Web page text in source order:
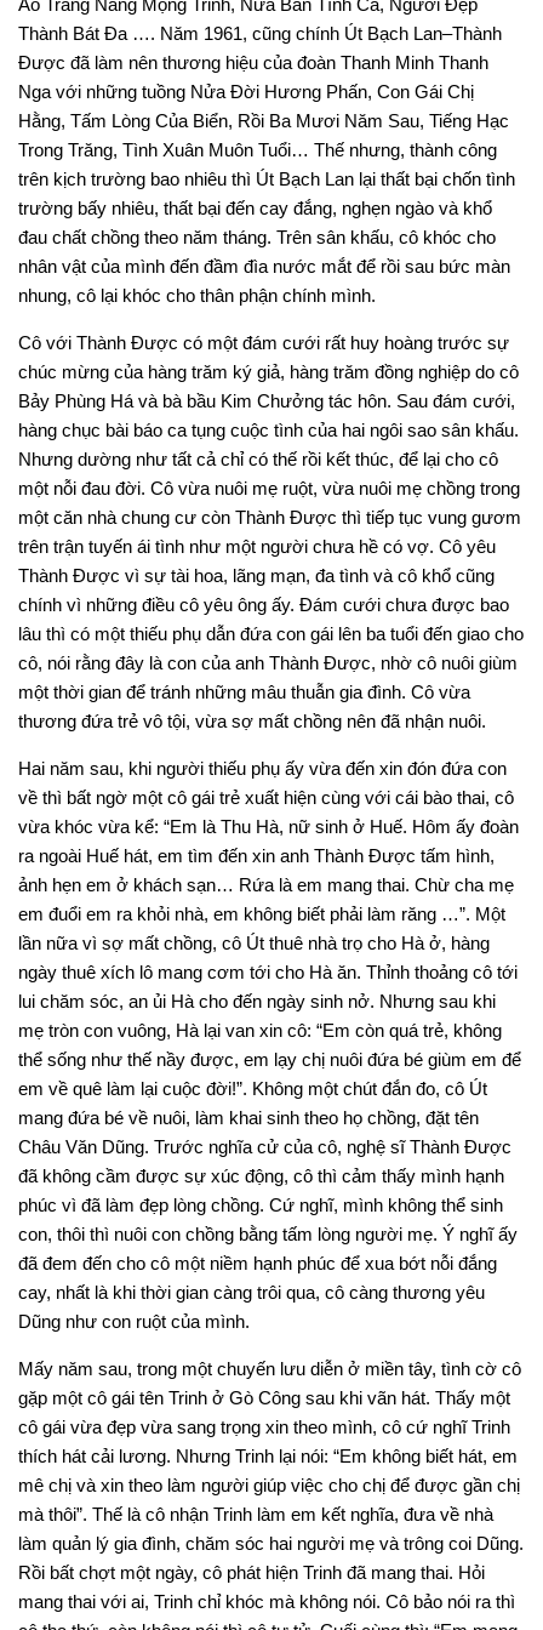
Áo Trắng Nàng Mộng Trinh, Nửa Bản Tình Ca, Người Đẹp
Thành Bát Đa …. Năm 1961, cũng chính Út Bạch Lan–Thành
Được đã làm nên thương hiệu của đoàn Thanh Minh Thanh
Nga với những tuồng Nửa Đời Hương Phấn, Con Gái Chị
Hằng, Tấm Lòng Của Biển, Rồi Ba Mươi Năm Sau, Tiếng Hạc
Trong Trăng, Tình Xuân Muôn Tuổi… Thế nhưng, thành công
trên kịch trường bao nhiêu thì Út Bạch Lan lại thất bại chốn tình
trường bấy nhiêu, thất bại đến cay đắng, nghẹn ngào và khổ
đau chất chồng theo năm tháng. Trên sân khấu, cô khóc cho
nhân vật của mình đến đầm đìa nước mắt để rồi sau bức màn
nhung, cô lại khóc cho thân phận chính mình.
Cô với Thành Được có một đám cưới rất huy hoàng trước sự
chúc mừng của hàng trăm ký giả, hàng trăm đồng nghiệp do cô
Bảy Phùng Há và bà bầu Kim Chưởng tác hôn. Sau đám cưới,
hàng chục bài báo ca tụng cuộc tình của hai ngôi sao sân khấu.
Nhưng dường như tất cả chỉ có thế rồi kết thúc, để lại cho cô
một nỗi đau đời. Cô vừa nuôi mẹ ruột, vừa nuôi mẹ chồng trong
một căn nhà chung cư còn Thành Được thì tiếp tục vung gươm
trên trận tuyến ái tình như một người chưa hề có vợ. Cô yêu
Thành Được vì sự tài hoa, lãng mạn, đa tình và cô khổ cũng
chính vì những điều cô yêu ông ấy. Đám cưới chưa được bao
lâu thì có một thiếu phụ dẫn đứa con gái lên ba tuổi đến giao cho
cô, nói rằng đây là con của anh Thành Được, nhờ cô nuôi giùm
một thời gian để tránh những mâu thuẫn gia đình. Cô vừa
thương đứa trẻ vô tội, vừa sợ mất chồng nên đã nhận nuôi.
Hai năm sau, khi người thiếu phụ ấy vừa đến xin đón đứa con
về thì bất ngờ một cô gái trẻ xuất hiện cùng với cái bào thai, cô
vừa khóc vừa kể: “Em là Thu Hà, nữ sinh ở Huế. Hôm ấy đoàn
ra ngoài Huế hát, em tìm đến xin anh Thành Được tấm hình,
ảnh hẹn em ở khách sạn… Rứa là em mang thai. Chừ cha mẹ
em đuổi em ra khỏi nhà, em không biết phải làm răng …”. Một
lần nữa vì sợ mất chồng, cô Út thuê nhà trọ cho Hà ở, hàng
ngày thuê xích lô mang cơm tới cho Hà ăn. Thỉnh thoảng cô tới
lui chăm sóc, an ủi Hà cho đến ngày sinh nở. Nhưng sau khi
mẹ tròn con vuông, Hà lại van xin cô: “Em còn quá trẻ, không
thể sống như thế nầy được, em lạy chị nuôi đứa bé giùm em để
em về quê làm lại cuộc đời!”. Không một chút đắn đo, cô Út
mang đứa bé về nuôi, làm khai sinh theo họ chồng, đặt tên
Châu Văn Dũng. Trước nghĩa cử của cô, nghệ sĩ Thành Được
đã không cầm được sự xúc động, cô thì cảm thấy mình hạnh
phúc vì đã làm đẹp lòng chồng. Cứ nghĩ, mình không thể sinh
con, thôi thì nuôi con chồng bằng tấm lòng người mẹ. Ý nghĩ ấy
đã đem đến cho cô một niềm hạnh phúc để xua bớt nỗi đắng
cay, nhất là khi thời gian càng trôi qua, cô càng thương yêu
Dũng như con ruột của mình.
Mấy năm sau, trong một chuyến lưu diễn ở miền tây, tình cờ cô
gặp một cô gái tên Trinh ở Gò Công sau khi vãn hát. Thấy một
cô gái vừa đẹp vừa sang trọng xin theo mình, cô cứ nghĩ Trinh
thích hát cải lương. Nhưng Trinh lại nói: “Em không biết hát, em
mê chị và xin theo làm người giúp việc cho chị để được gần chị
mà thôi”. Thế là cô nhận Trinh làm em kết nghĩa, đưa về nhà
làm quản lý gia đình, chăm sóc hai người mẹ và trông coi Dũng.
Rồi bất chợt một ngày, cô phát hiện Trinh đã mang thai. Hỏi
mang thai với ai, Trinh chỉ khóc mà không nói. Cô bảo nói ra thì